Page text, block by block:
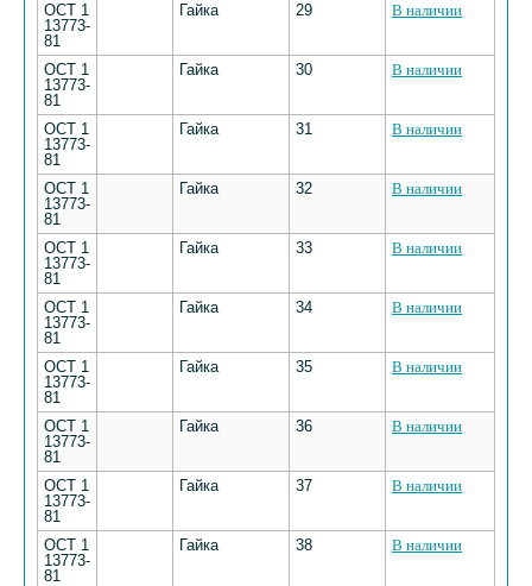
ОСТ 1
13773-
81
Гайка 29 В наличии
ОСТ 1
13773-
81
Гайка 30 В наличии
ОСТ 1
13773-
81
Гайка 31 В наличии
ОСТ 1
13773-
81
Гайка 32 В наличии
ОСТ 1
13773-
81
Гайка 33 В наличии
ОСТ 1
13773-
81
Гайка 34 В наличии
ОСТ 1
13773-
81
Гайка 35 В наличии
ОСТ 1
13773-
81
Гайка 36 В наличии
ОСТ 1
13773-
81
Гайка 37 В наличии
ОСТ 1
13773-
81
Гайка 38 В наличии